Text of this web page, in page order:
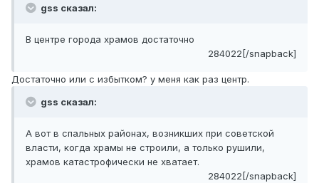
gss сказал:
В центре города храмов достаточно
284022[/snapback]
Достаточно или с избытком? у меня как раз центр.
gss сказал:
А вот в спальных районах, возникших при советской
власти, когда храмы не строили, а только рушили,
храмов катастрофически не хватает.
284022[/snapback]